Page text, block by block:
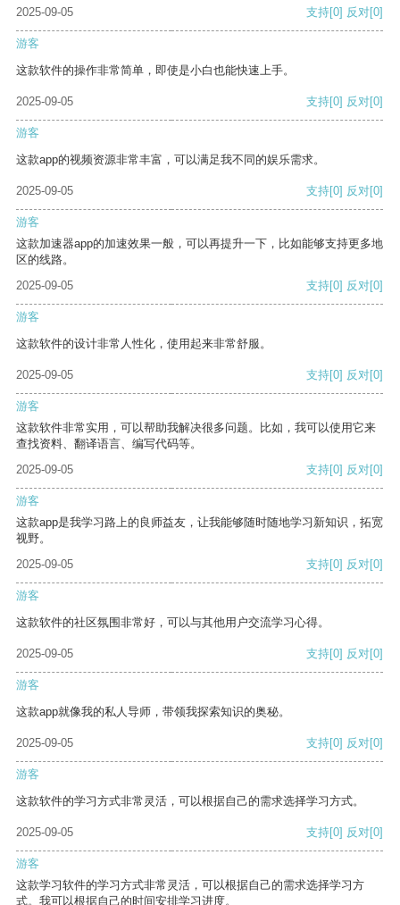
2025-09-05
支持[0] 反对[0]
游客
这款软件的操作非常简单，即使是小白也能快速上手。
2025-09-05 支持[0] 反对[0]
游客
这款app的视频资源非常丰富，可以满足我不同的娱乐需求。
2025-09-05 支持[0] 反对[0]
游客
这款加速器app的加速效果一般，可以再提升一下，比如能够支持更多地
区的线路。
2025-09-05
支持[0] 反对[0]
游客
这款软件的设计非常人性化，使用起来非常舒服。
2025-09-05 支持[0] 反对[0]
游客
这款软件非常实用，可以帮助我解决很多问题。比如，我可以使用它来
查找资料、翻译语言、编写代码等。
2025-09-05
支持[0] 反对[0]
游客
这款app是我学习路上的良师益友，让我能够随时随地学习新知识，拓宽
视野。
2025-09-05
支持[0] 反对[0]
游客
这款软件的社区氛围非常好，可以与其他用户交流学习心得。
2025-09-05 支持[0] 反对[0]
游客
这款app就像我的私人导师，带领我探索知识的奥秘。
2025-09-05 支持[0] 反对[0]
游客
这款软件的学习方式非常灵活，可以根据自己的需求选择学习方式。
2025-09-05 支持[0] 反对[0]
游客
这款学习软件的学习方式非常灵活，可以根据自己的需求选择学习方
式。我可以根据自己的时间安排学习进度。